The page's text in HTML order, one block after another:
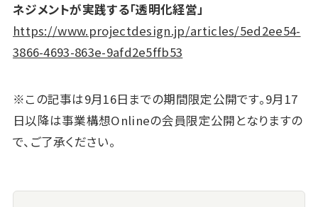
ネジメントが実践する「透明化経営」
https://www.projectdesign.jp/articles/5ed2ee54-
3866-4693-863e-9afd2e5ffb53
※この記事は9月16日までの期間限定公開です。9月17
日以降は事業構想Onlineの会員限定公開となりますの
で、ご了承ください。